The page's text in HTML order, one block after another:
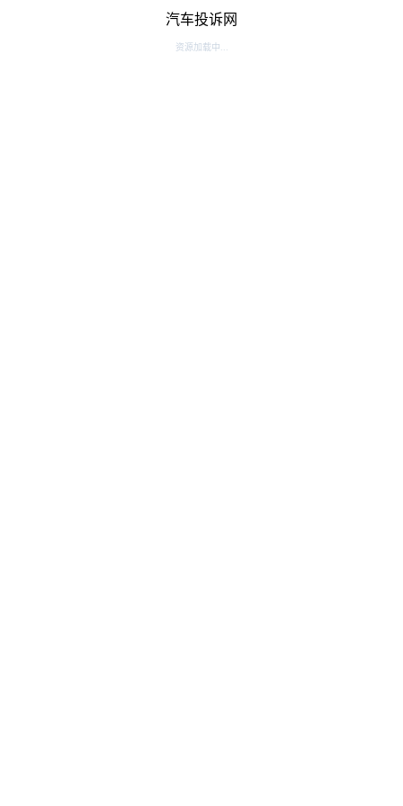
汽车投诉网
资源加载中...